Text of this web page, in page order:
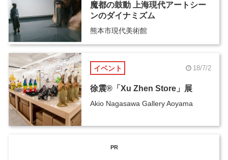
魔都の鼓動 上海現代アートシー
ンのダイナミズム
熊本市現代美術館
イベント 18/7/2
徐震®︎「Xu Zhen Store」展
Akio Nagasawa Gallery Aoyama
PR